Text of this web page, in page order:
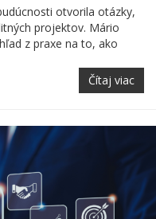
otvorila otázky,
projektov. Mário
z praxe na to, ako
Čítaj viac